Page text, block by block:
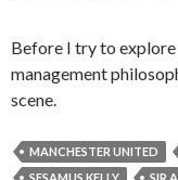
Before I try to explore
management
scene.
MANCHESTER UNITED